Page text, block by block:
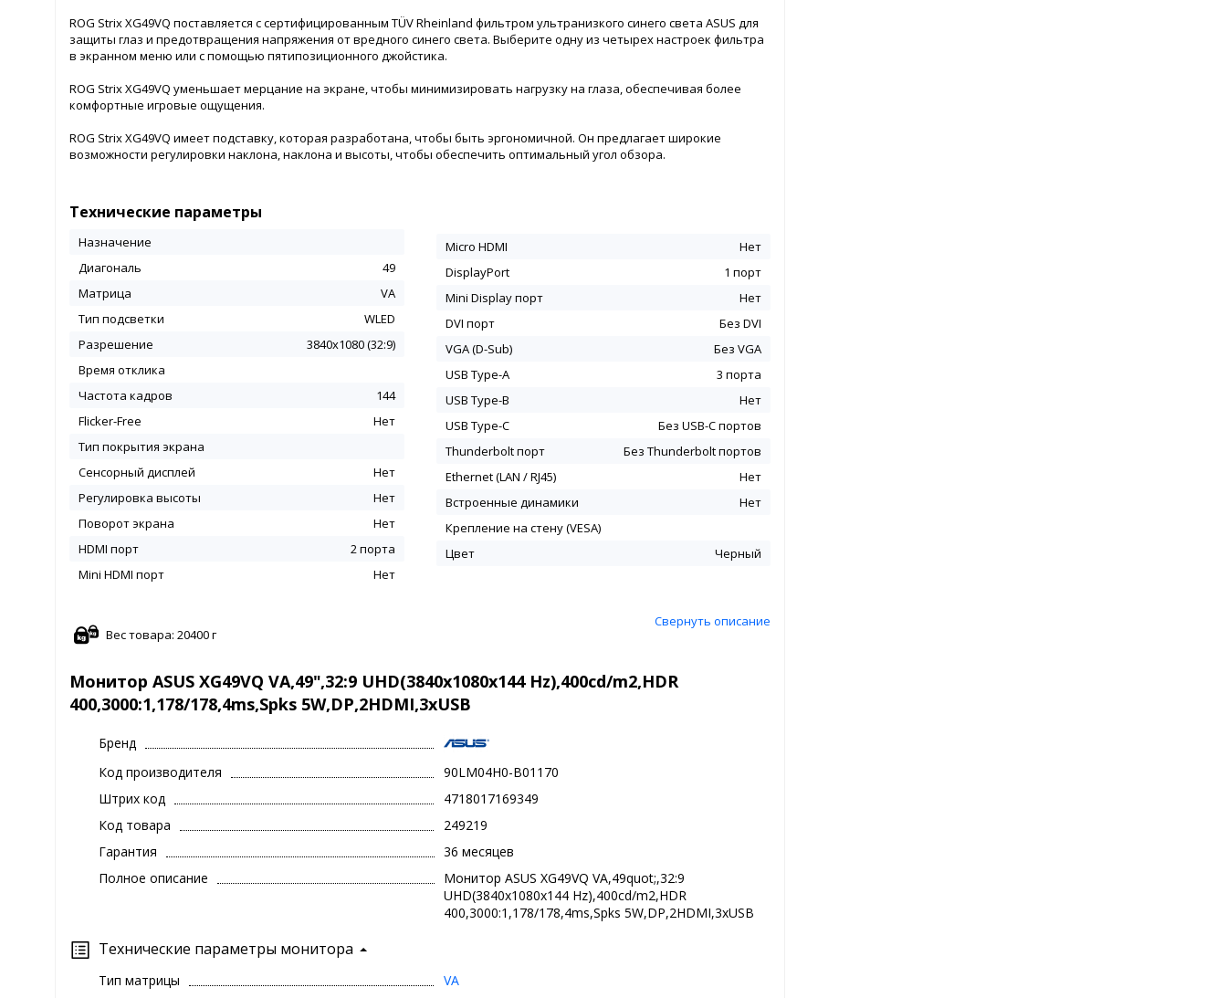
ROG Strix XG49VQ поставляется с сертифицированным TÜV Rheinland фильтром ультранизкого синего света ASUS для
защиты глаз и предотвращения напряжения от вредного синего света. Выберите одну из четырех настроек фильтра
в экранном меню или с помощью пятипозиционного джойстика.
ROG Strix XG49VQ уменьшает мерцание на экране, чтобы минимизировать нагрузку на глаза, обеспечивая более
комфортные игровые ощущения.
ROG Strix XG49VQ имеет подставку, которая разработана, чтобы быть эргономичной. Он предлагает широкие
возможности регулировки наклона, наклона и высоты, чтобы обеспечить оптимальный угол обзора.
Технические параметры
Назначение
Диагональ
49
Матрица
VA
Тип подсветки
WLED
Разрешение
3840х1080 (32:9)
Время отклика
Частота кадров
144
Flicker-Free
Нет
Тип покрытия экрана
Сенсорный дисплей
Нет
Регулировка высоты
Нет
Поворот экрана
Нет
HDMI порт
2 порта
Mini HDMI порт
Нет
Micro HDMI
Нет
DisplayPort
1 порт
Mini Display порт
Нет
DVI порт
Без DVI
VGA (D-Sub)
Без VGA
USB Type-A
3 порта
USB Type-B
Нет
USB Type-C
Без USB-С портов
Thunderbolt порт
Без Thunderbolt портов
Ethernet (LAN / RJ45)
Нет
Встроенные динамики
Нет
Крепление на стену (VESA)
Цвет
Черный
Свернуть описание
Вес товара: 20400 г
Монитор ASUS XG49VQ VA,49",32:9 UHD(3840x1080x144 Hz),400cd/m2,HDR
400,3000:1,178/178,4ms,Spks 5W,DP,2HDMI,3xUSB
Бренд
Код производителя
90LM04H0-B01170
Штрих код
4718017169349
Код товара
249219
Гарантия
36 месяцев
Полное описание
Монитор ASUS XG49VQ VA,49quot;,32:9
UHD(3840x1080x144 Hz),400cd/m2,HDR
400,3000:1,178/178,4ms,Spks 5W,DP,2HDMI,3xUSB
Технические параметры монитора
Тип матрицы
VA